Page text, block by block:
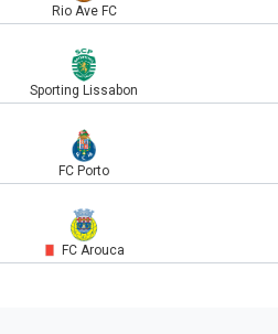
Rio Ave FC
Sporting Lissabon
FC Porto
FC Arouca